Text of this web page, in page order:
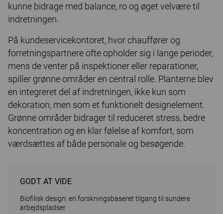
kunne bidrage med balance, ro og øget velvære til
indretningen.
På kundeservicekontoret, hvor chauffører og
forretningspartnere ofte opholder sig i lange perioder,
mens de venter på inspektioner eller reparationer,
spiller grønne områder en central rolle. Planterne blev
en integreret del af indretningen, ikke kun som
dekoration, men som et funktionelt designelement.
Grønne områder bidrager til reduceret stress, bedre
koncentration og en klar følelse af komfort, som
værdsættes af både personale og besøgende.
GODT AT VIDE
Biofilisk design: en forskningsbaseret tilgang til sundere
arbejdspladser